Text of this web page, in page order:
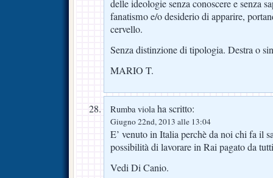
delle ideologie senza conoscere e senza
fanatismo e/o desiderio di apparire,
cervello.
Senza distinzione di tipologia. Destra o
MARIO T.
Rumba violaha scritto:
Giugno 22nd, 2013 alle 13:04
E’ venuto in Italia perchè da noi chi fa il
possibilità di lavorare in Rai pagato da
Vedi Di Canio.